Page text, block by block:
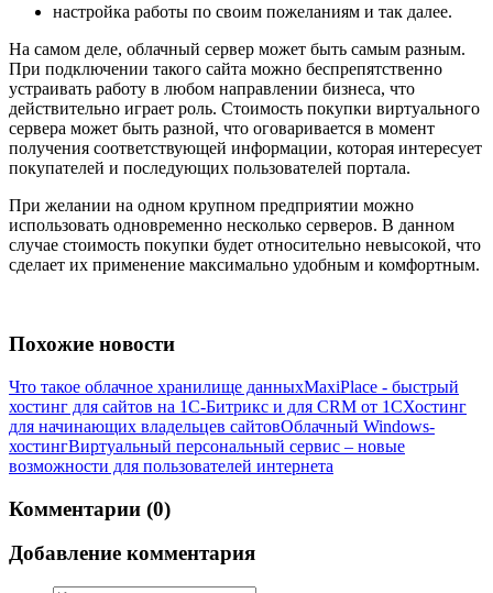
настройка работы по своим пожеланиям и так далее.
На самом деле, облачный сервер может быть самым разным.
При подключении такого сайта можно беспрепятственно
устраивать работу в любом направлении бизнеса, что
действительно играет роль. Стоимость покупки виртуального
сервера может быть разной, что оговаривается в момент
получения соответствующей информации, которая интересует
покупателей и последующих пользователей портала.
При желании на одном крупном предприятии можно
использовать одновременно несколько серверов. В данном
случае стоимость покупки будет относительно невысокой, что
сделает их применение максимально удобным и комфортным.
Похожие новости
Что такое облачное хранилище данныхMaxiPlace - быстрый
хостинг для сайтов на 1С-Битрикс и для CRM от 1СХостинг
для начинающих владельцев сайтовОблачный Windows-
хостингВиртуальный персональный сервис – новые
возможности для пользователей интернета
Комментарии (0)
Добавление комментария